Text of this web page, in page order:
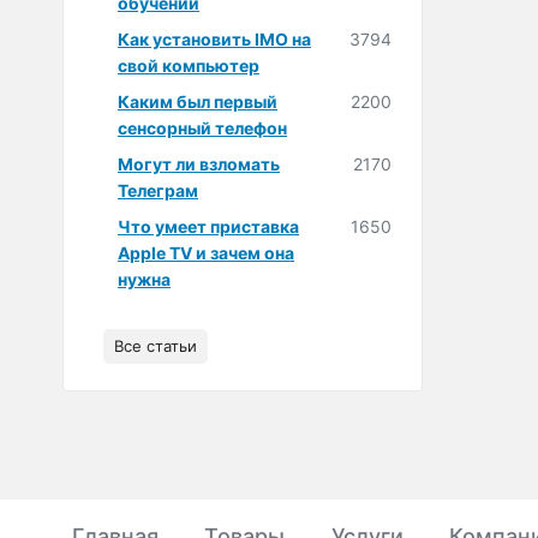
Как установить IMO на
свой компьютер
3794
Каким был первый
сенсорный телефон
2200
Могут ли взломать
Телеграм
2170
Что умеет приставка
Apple TV и зачем она
нужна
1650
Все статьи